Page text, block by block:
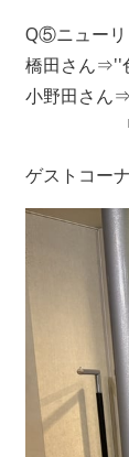
Q⑤ニューリ
橋田さん⇒''
小野田さん
「ガオガ
ゲストコー